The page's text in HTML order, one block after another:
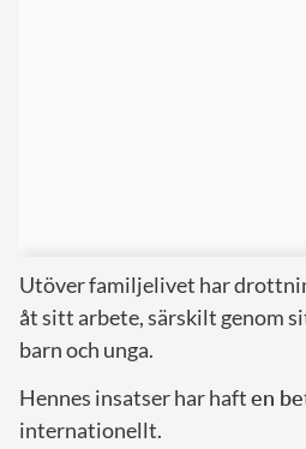
Utöver familjelivet har
åt sitt arbete, särskilt genom
barn och unga.
Hennes insatser har haften
internationellt.